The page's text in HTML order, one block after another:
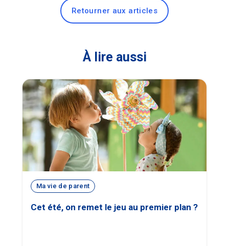
Retourner aux articles
À lire aussi
Ma vie de parent
Cet été, on remet le jeu au premier plan ?